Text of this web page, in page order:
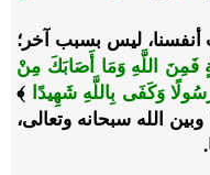
ليس بسبب آخر ؛
اللَّهِ وَمَا أَصَابَكَ مِنْ
وَكَفَى بِاللَّهِ شَهِيدًا ﴾
الله سبحانه وتعالى،
.